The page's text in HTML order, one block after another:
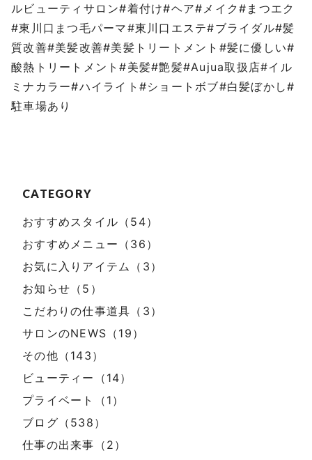
CATEGORY
おすすめスタイル（54）
おすすめメニュー（36）
お気に入りアイテム（3）
お知らせ（5）
こだわりの仕事道具（3）
サロンのNEWS（19）
その他（143）
ビューティー（14）
プライベート（1）
ブログ（538）
仕事の出来事（2）
ルビューティサロン#着付け#ヘア#メイク#まつエク
#東川口まつ毛パーマ#東川口エステ#ブライダル#髪
質改善#美髪改善#美髪トリートメント#髪に優しい#
酸熱トリートメント#美髪#艶髪#Aujua取扱店#イル
ミナカラー#ハイライト#ショートボブ#白髪ぼかし#
駐車場あり